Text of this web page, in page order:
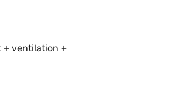
+ ventilation +